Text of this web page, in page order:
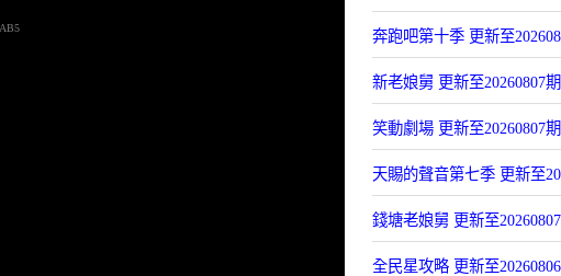
奔跑吧第十季 更新至
新老娘舅 更新至20260807期
笑動劇場 更新至20260807期
天賜的聲音第七季 更新至
錢塘老娘舅 更新至
全民星攻略 更新至